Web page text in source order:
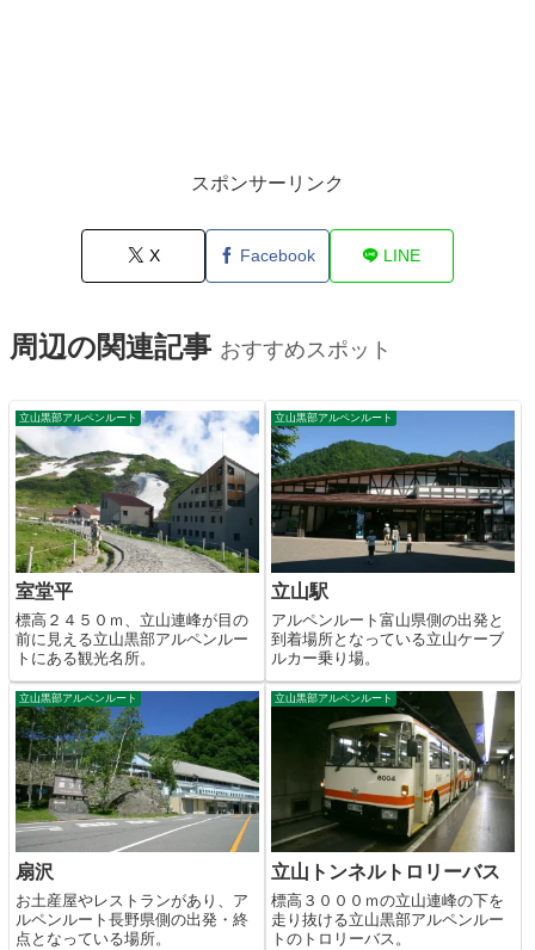
スポンサーリンク
X Facebook LINE
周辺の関連記事 おすすめスポット
立山黒部アルペンルート
室堂平
標高２４５０ｍ、立山連峰が目の
前に見える立山黒部アルペンルー
トにある観光名所。
立山黒部アルペンルート
立山駅
アルペンルート富山県側の出発と
到着場所となっている立山ケーブ
ルカー乗り場。
立山黒部アルペンルート
扇沢
お土産屋やレストランがあり、ア
ルペンルート長野県側の出発・終
点となっている場所。
立山黒部アルペンルート
立山トンネルトロリーバス
標高３０００ｍの立山連峰の下を
走り抜ける立山黒部アルペンルー
トのトロリーバス。